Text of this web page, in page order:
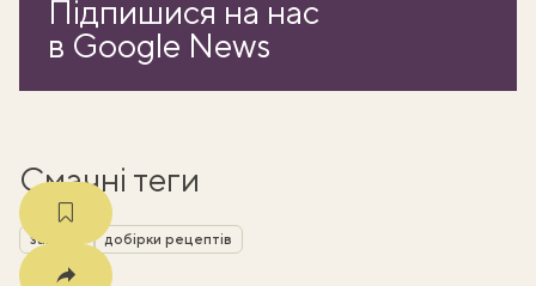
Підпишися на нас
в Google News
Смачні теги
закуска добірки рецептів